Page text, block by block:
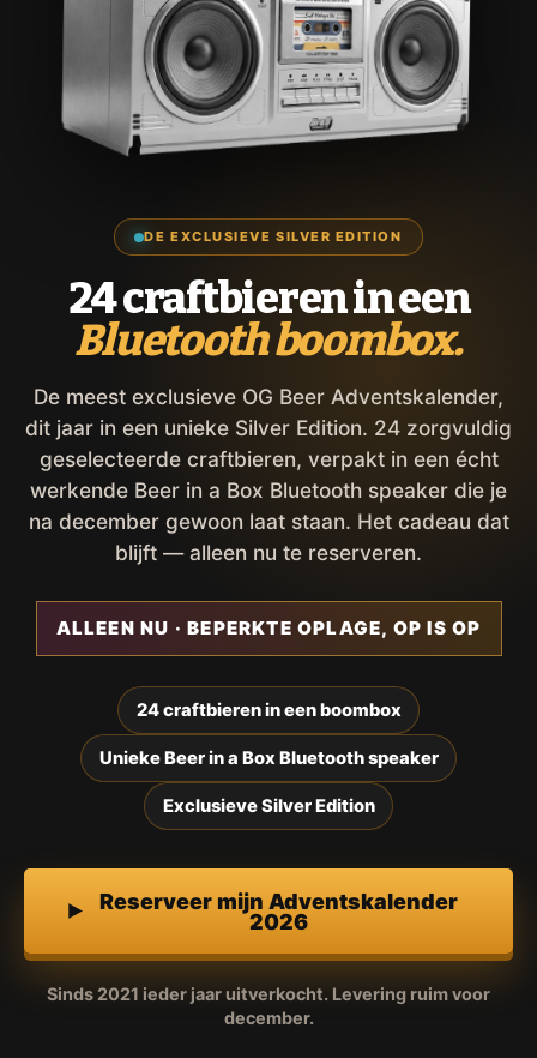
DE EXCLUSIEVE SILVER EDITION
24 craftbieren in een
Bluetooth boombox.
De meest exclusieve OG Beer Adventskalender,
dit jaar in een unieke Silver Edition. 24 zorgvuldig
geselecteerde craftbieren, verpakt in een écht
werkende Beer in a Box Bluetooth speaker die je
na december gewoon laat staan. Het cadeau dat
blijft — alleen nu te reserveren.
ALLEEN NU · BEPERKTE OPLAGE, OP IS OP
24 craftbieren in een boombox
Unieke Beer in a Box Bluetooth speaker
Exclusieve Silver Edition
Reserveer mijn Adventskalender
2026
Sinds 2021 ieder jaar uitverkocht. Levering ruim voor
december.